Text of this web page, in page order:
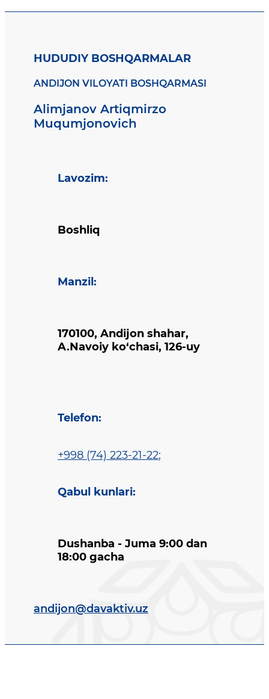
HUDUDIY BOSHQARMALAR
ANDIJON VILOYATI BOSHQARMASI
Alimjanov Artiqmirzo
Muqumjonovich
Lavozim:
Boshliq
Manzil :
170100, Andijon shahar,
A.Navoiy ko‘chasi, 126-uy
Telefon:
+998 (74) 223-21-22;
Qabul kunlari:
Dushanba - Juma 9:00 dan
18:00 gacha
andijon@davaktiv.uz